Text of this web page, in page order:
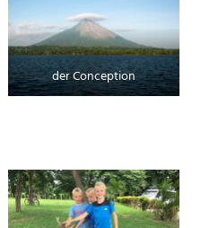
der Conception